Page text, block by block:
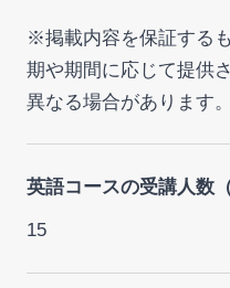
※掲載内容を保証する
期や期間に応じて提供
異なる場合があります
英語コースの受講人数（
15